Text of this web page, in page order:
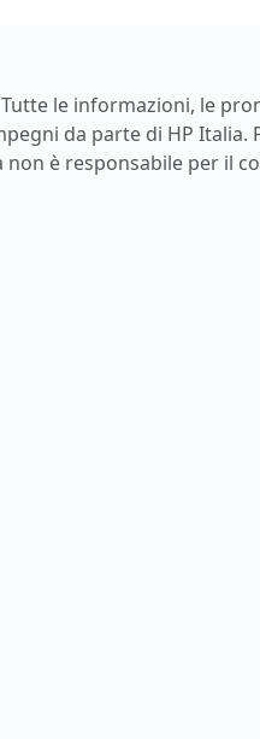
le informazioni, le
da parte di HP
non è responsabile per il